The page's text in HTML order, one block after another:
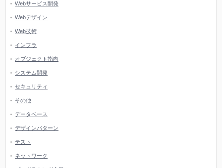
Webサービス開発
Webデザイン
Web技術
インフラ
オブジェクト指向
システム開発
セキュリティ
その他
データベース
デザインパターン
テスト
ネットワーク